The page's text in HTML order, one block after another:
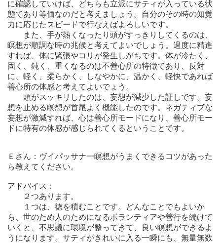
に確認していけば、どちらも立派にサティが入っている状
態であり等価なのだと考えましょう。自分のその時の知覚
力に応じたスピードで行なえばよろしいです。
また、手が熱くなったり頭がすっきりしてくるのは、
瞑想が順調な時の兆候と考えてよいでしょう。過度に精進
すれば、体に緊張やコリが発生しがちです。体が冷たく、
固く、鈍く、重くなるのは不善心所の特徴であり、反対
に、軽く、柔らかく、しなやかに、温かく、軽快であれば
善心所の体感と考えてよいでょう。
頭がスッキリしたのは、妄想が減少した証しです。妄
想を止める瞑想が首尾よく機能したのです。ネガティブな
妄想が激減すれば、心は善心所モードになり、善心所モー
ドに特有の体感が感じられてくるということです。
Ｅさん：ヴイパッサナ一瞑想がうまくできるコツがあった
ら教えてください。
アドバイス：
２つあります。
１つは、徳を積むことです。どんなことでもよいか
ら、世のため人のためになるボランティアや善行を続けて
いくと、不思議に環境が整ってきて、良い瞑想ができるよ
うになります。サティがきれいに入る一瞬にも、無量無数